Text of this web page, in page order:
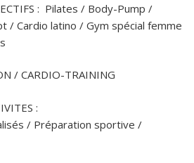
: Pilates / Body-Pump /
/ Cardio latino / Gym spécial femme
/ CARDIO-TRAINING
:
/ Préparation sportive /